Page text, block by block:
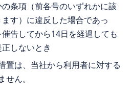
条項（前各号のいずれかに該
す）に違反した場合であっ
告してから14日を経過しても
しないとき
置は、当社から利用者に対する
ん。